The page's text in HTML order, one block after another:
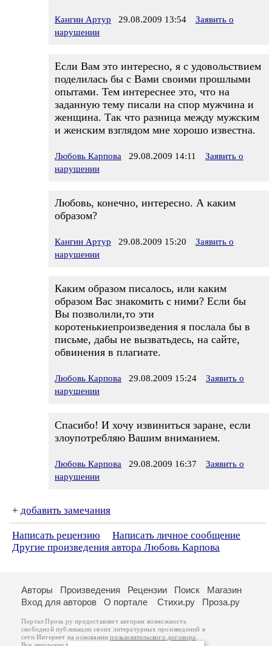
Кангин Артур 29.08.2009 13:54
Заявить о
нарушении
Если Вам это интересно, я с удовольствием
поделилась бы с Вами своими прошлыми
опытами. Тем интереснее это, что на
заданную тему писали на спор мужчина и
женщина. Так что разница между мужским
и женским взглядом мне хорошо известна.
Любовь Карпова 29.08.2009 14:11
Заявить о
нарушении
Любовь, конечно, интересно. А каким
образом?
Кангин Артур 29.08.2009 15:20
Заявить о
нарушении
Каким образом писалось, или каким
образом Вас знакомить с ними? Если бы
Вы позволили,то эти
коротенькиепроизведения я послала бы в
письме, дабы не вызватьдесь, на сайте,
обвинения в плагиате.
Любовь Карпова 29.08.2009 15:24
Заявить о
нарушении
Спасибо! И хочу извиниться заране, если
злоупотребляю Вашим вниманием.
Любовь Карпова 29.08.2009 16:37
Заявить о
нарушении
+ добавить замечания
Написать рецензию
Написать личное сообщение
Другие произведения автора Любовь Карпова
Авторы Произведения Рецензии Поиск
Магазин
Вход для авторов
О портале Стихи.ру Проза.ру
Портал Проза.ру предоставляет авторам возможность
свободной публикации своих литературных произведений в
сети Интернет на основаниипользовательского договора